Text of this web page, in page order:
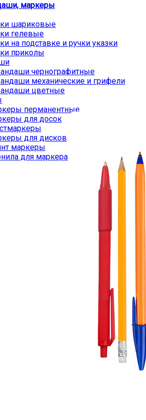
маркеры
шариковые
гелевые
на подставке и ручки указки
приколы
чернографитные
механические и грифели
цветные
перманентные
для досок
для дисков
маркеры
для маркера